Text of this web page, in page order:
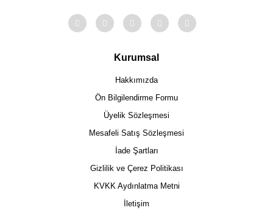
Kurumsal
Hakkımızda
Ön Bilgilendirme Formu
Üyelik Sözleşmesi
Mesafeli Satış Sözleşmesi
İade Şartları
Gizlilik ve Çerez Politikası
KVKK Aydınlatma Metni
İletişim